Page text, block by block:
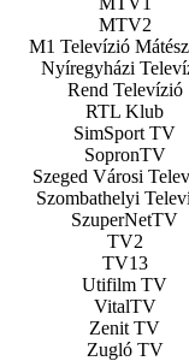
MTV2
M1 Televízió
Nyíregyházi
Rend Televízió
RTL Klub
SimSport TV
SopronTV
Szeged Városi
Szombathelyi
SzuperNetTV
TV2
TV13
Utifilm TV
VitalTV
Zenit TV
Zugló TV